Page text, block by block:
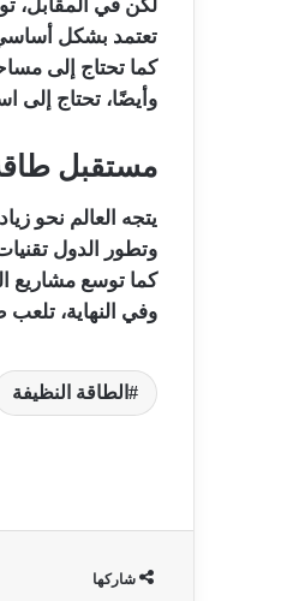
لكن في المقابل،
تعتمد بشكل
كما تحتاج إلى
وأيضًا، تحتاج إلى
مستقبل
يتجه العالم نحو
وتطور الدول
كما توسع مشاريع
وفي النهاية،
الطاقة النظيفة
شاركها